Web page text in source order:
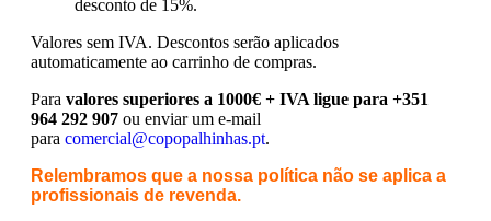
desconto de 15%.
Valores sem IVA. Descontos serão aplicados
automaticamente ao carrinho de compras.
Para valores superiores a 1000€ + IVA ligue para +351
964 292 907 ou enviar um e-mail
para comercial@copopalhinhas.pt.
Relembramos que a nossa política não se aplica a
profissionais de revenda.